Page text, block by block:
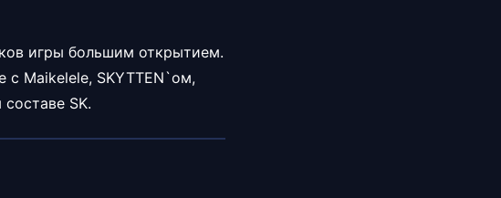
игры большим открытием.
с Maikelele, SKYTTEN`ом,
SK.